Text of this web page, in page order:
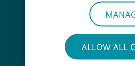
ALLOW ALL
받아 스캔하